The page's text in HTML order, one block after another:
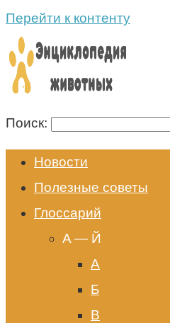
Перейти к контенту
Поиск:
Новости
Полезные советы
Глоссарий
A — Й
А
Б
В